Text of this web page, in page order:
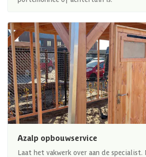
Azalp opbouwservice
Laat het vakwerk over aan de specialist.